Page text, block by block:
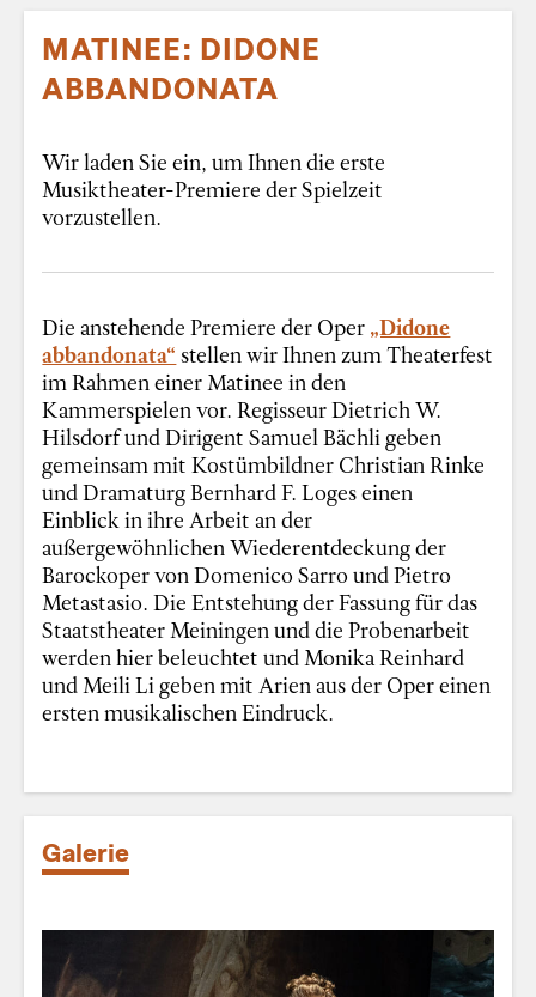
MATINEE: DIDONE
ABBANDONATA
Wir laden Sie ein, um Ihnen die erste
Musiktheater-Premiere der Spielzeit
vorzustellen.
Die anstehende Premiere der Oper„Didone
abbandonata“stellen wir Ihnen zum Theaterfest
im Rahmen einer Matinee in den
Kammerspielen vor. Regisseur Dietrich W.
Hilsdorf und Dirigent Samuel Bächli geben
gemeinsam mit Kostümbildner Christian Rinke
und Dramaturg Bernhard F. Loges einen
Einblick in ihre Arbeit an der
außergewöhnlichen Wiederentdeckung der
Barockoper von Domenico Sarro und Pietro
Metastasio. Die Entstehung der Fassung für das
Staatstheater Meiningen und die Probenarbeit
werden hier beleuchtet und Monika Reinhard
und Meili Li geben mit Arien aus der Oper einen
ersten musikalischen Eindruck.
Galerie